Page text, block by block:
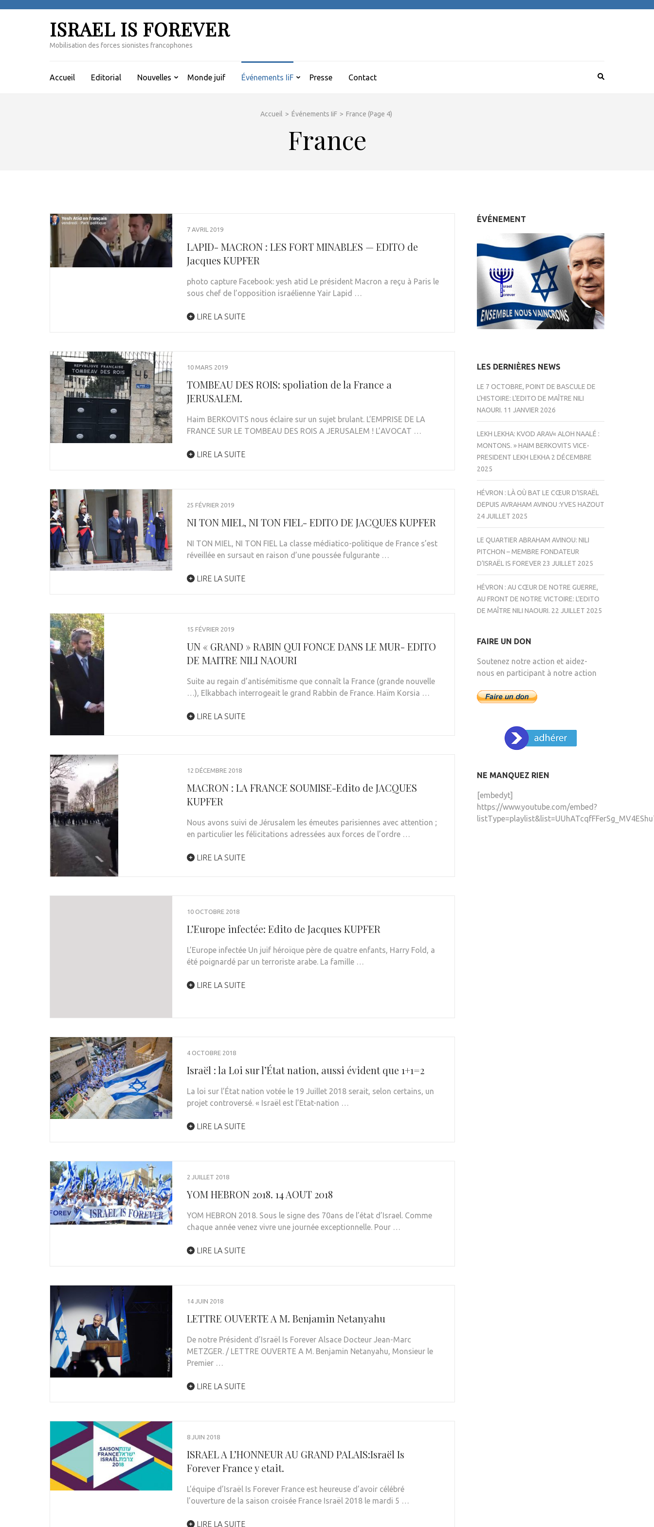
ISRAEL IS FOREVER
Mobilisation des forces sionistes francophones
Accueil Editorial Nouvelles Monde juif Événements IiF Presse Contact
Accueil > Événements IiF > France (Page 4)
France
7 AVRIL 2019
LAPID- MACRON : LES FORT MINABLES — EDITO de
Jacques KUPFER
photo capture Facebook: yesh atid Le président Macron a reçu à Paris le
sous chef de l’opposition israélienne Yair Lapid …
LIRE LA SUITE
10 MARS 2019
TOMBEAU DES ROIS: spoliation de la France a
JERUSALEM.
Haim BERKOVITS nous éclaire sur un sujet brulant. L’EMPRISE DE LA
FRANCE SUR LE TOMBEAU DES ROIS A JERUSALEM ! L’AVOCAT …
LIRE LA SUITE
25 FÉVRIER 2019
NI TON MIEL, NI TON FIEL- EDITO DE JACQUES KUPFER
NI TON MIEL, NI TON FIEL La classe médiatico-politique de France s’est
réveillée en sursaut en raison d’une poussée fulgurante …
LIRE LA SUITE
15 FÉVRIER 2019
UN « GRAND » RABIN QUI FONCE DANS LE MUR- EDITO
DE MAITRE NILI NAOURI
Suite au regain d’antisémitisme que connaît la France (grande nouvelle
…), Elkabbach interrogeait le grand Rabbin de France. Haïm Korsia …
LIRE LA SUITE
12 DÉCEMBRE 2018
MACRON : LA FRANCE SOUMISE-Edito de JACQUES
KUPFER
Nous avons suivi de Jérusalem les émeutes parisiennes avec attention ;
en particulier les félicitations adressées aux forces de l’ordre …
LIRE LA SUITE
10 OCTOBRE 2018
L’Europe infectée: Edito de Jacques KUPFER
L’Europe infectée Un juif héroïque père de quatre enfants, Harry Fold, a
été poignardé par un terroriste arabe. La famille …
LIRE LA SUITE
4 OCTOBRE 2018
Israël : la Loi sur l’État nation, aussi évident que 1+1=2
La loi sur l’État nation votée le 19 Juillet 2018 serait, selon certains, un
projet controversé. « Israël est l’Etat-nation …
LIRE LA SUITE
2 JUILLET 2018
YOM HEBRON 2018. 14 AOUT 2018
YOM HEBRON 2018. Sous le signe des 70ans de l’état d’Israel. Comme
chaque année venez vivre une journée exceptionnelle. Pour …
LIRE LA SUITE
14 JUIN 2018
LETTRE OUVERTE A M. Benjamin Netanyahu
De notre Président d’Israël Is Forever Alsace Docteur Jean-Marc
METZGER. / LETTRE OUVERTE A M. Benjamin Netanyahu, Monsieur le
Premier …
LIRE LA SUITE
8 JUIN 2018
ISRAEL A L’HONNEUR AU GRAND PALAIS:Israël Is
Forever France y etait.
L’équipe d’Israël Is Forever France est heureuse d’avoir célébré
l’ouverture de la saison croisée France Israël 2018 le mardi 5 …
LIRE LA SUITE
ÉVÉNEMENT
LES DERNIÈRES NEWS
LE 7 OCTOBRE, POINT DE BASCULE DE
L’HISTOIRE: L’EDITO DE MAÎTRE NILI
NAOURI. 11 JANVIER 2026
LEKH LEKHA: KVOD ARAV« ALOH NAALÉ :
MONTONS. » HAIM BERKOVITS VICE-
PRESIDENT LEKH LEKHA 2 DÉCEMBRE
2025
HÉVRON : LÀ OÙ BAT LE CŒUR D’ISRAËL
DEPUIS AVRAHAM AVINOU :YVES HAZOUT
24 JUILLET 2025
LE QUARTIER ABRAHAM AVINOU: NILI
PITCHON – MEMBRE FONDATEUR
D’ISRAËL IS FOREVER 23 JUILLET 2025
HÉVRON : AU CŒUR DE NOTRE GUERRE,
AU FRONT DE NOTRE VICTOIRE: L’EDITO
DE MAÎTRE NILI NAOURI. 22 JUILLET 2025
FAIRE UN DON
Soutenez notre action et aidez-
nous en participant à notre action
NE MANQUEZ RIEN
[embedyt]
https://www.youtube.com/embed?